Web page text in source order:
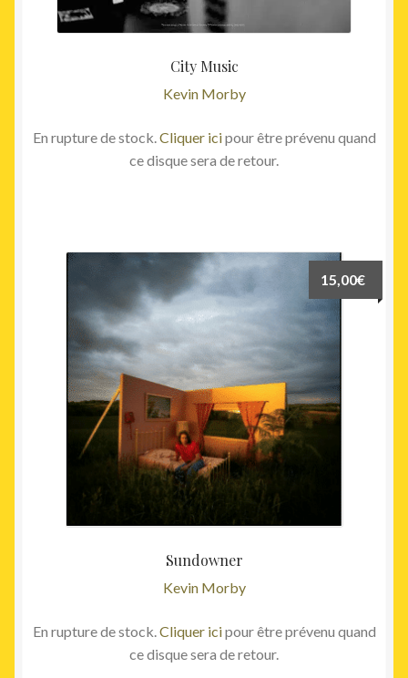
City Music
Kevin Morby
En rupture de stock.Cliquer icipour être prévenu quand
ce disque sera de retour.
Sundowner
Kevin Morby
15,00€
En rupture de stock.Cliquer icipour être prévenu quand
ce disque sera de retour.